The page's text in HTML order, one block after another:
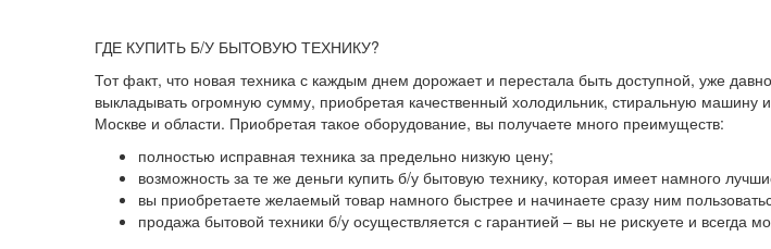
ГДЕ КУПИТЬ Б/У БЫТОВУЮ ТЕХНИКУ?
Тот факт, что новая техника с каждым днем дорожает и перестала быть доступной, уже
выкладывать огромную сумму, приобретая качественный холодильник, стиральную
Москве и области. Приобретая такое оборудование, вы получаете много преимуществ:
полностью исправная техника за предельно низкую цену;
возможность за те же деньги купить б/у бытовую технику, которая имеет намного
вы приобретаете желаемый товар намного быстрее и начинаете сразу ним
продажа бытовой техники б/у осуществляется с гарантией – вы не рискуете и всегда